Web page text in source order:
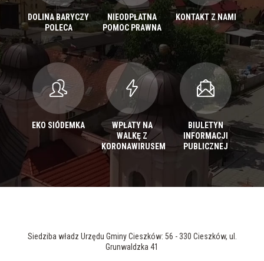
DOLINA BARYCZY
POLECA
NIEODPŁATNA
POMOC PRAWNA
KONTAKT Z NAMI
EKO SIÓDEMKA
WPŁATY NA
WALKĘ Z
KORONAWIRUSEM
BIULETYN
INFORMACJI
PUBLICZNEJ
Siedziba władz Urzędu Gminy Cieszków: 56 - 330 Cieszków, ul.
Grunwaldzka 41